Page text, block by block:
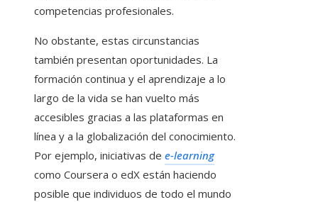
competencias profesionales.
No obstante, estas circunstancias
también presentan oportunidades. La
formación continua y el aprendizaje a lo
largo de la vida se han vuelto más
accesibles gracias a las plataformas en
línea y a la globalización del conocimiento.
Por ejemplo, iniciativas de e-learning
como Coursera o edX están haciendo
posible que individuos de todo el mundo